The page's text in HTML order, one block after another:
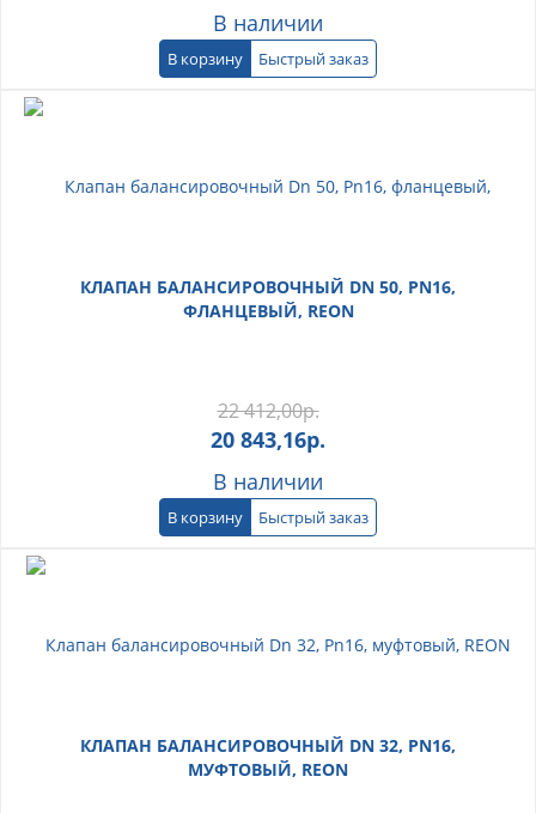
В наличии
В корзину Быстрый заказ
КЛАПАН БАЛАНСИРОВОЧНЫЙ DN 50, PN16,
ФЛАНЦЕВЫЙ, REON
22 412,00р.
20 843,16р.
В наличии
В корзину Быстрый заказ
КЛАПАН БАЛАНСИРОВОЧНЫЙ DN 32, PN16,
МУФТОВЫЙ, REON